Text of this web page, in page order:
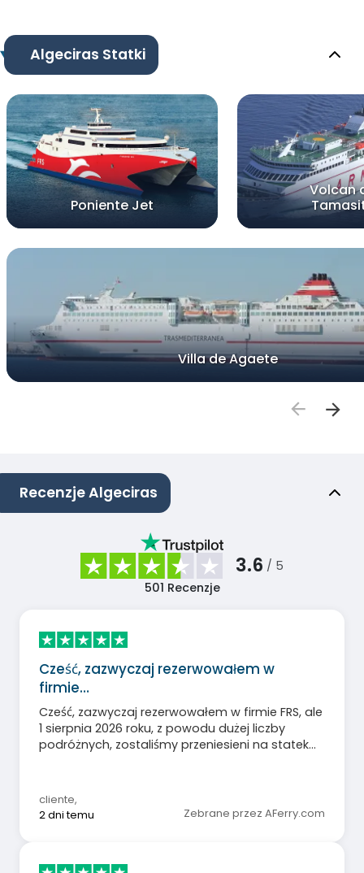
Algeciras Statki
Poniente Jet
Volcan
Villa de Agaete
Recenzje Algeciras
3.6 / 5
501 Recenzje
Cześć, zazwyczaj rezerwowałem w
firmie…
Cześć, zazwyczaj rezerwowałem w firmie FRS, ale
1 sierpnia 2026 roku, z powodu dużej liczby
podróżnych, zostaliśmy przeniesieni na statek
cliente,
2 dni temu
Zebrane przez AFerry.com